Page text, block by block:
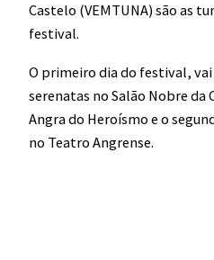
Castelo (VEMTUNA) são as
festival.
O primeiro dia do festival,
serenatas no Salão Nobre da
Angra do Heroísmo e o
no Teatro Angrense.